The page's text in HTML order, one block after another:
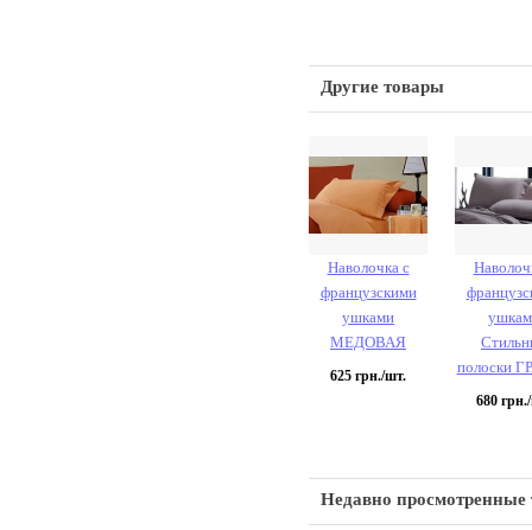
Другие товары
Наволочка с
французскими
ушками
МЕДОВАЯ
625 грн./шт.
полоски
680
Недавно просмотренные